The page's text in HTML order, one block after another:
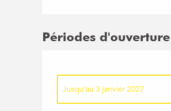
Périodes d'ouverture
Jusqu'au 3 janvier 2027